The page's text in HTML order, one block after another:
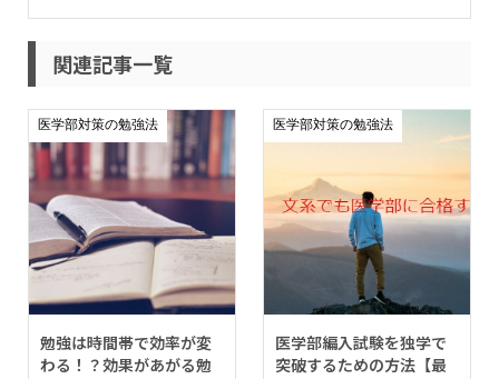
関連記事一覧
医学部対策の勉強法
勉強は時間帯で効率が変
わる！？効果があがる勉
医学部対策の勉強法
医学部編入試験を独学で
突破するための方法【最